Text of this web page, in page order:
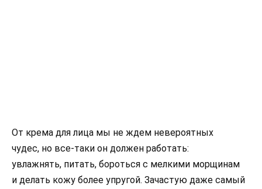
От крема для лица мы не ждем невероятных
чудес, но все-таки он должен работать:
увлажнять, питать, бороться с мелкими морщинам
и делать кожу более упругой. Зачастую даже самый